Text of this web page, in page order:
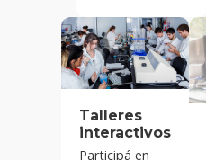
Talleres
interactivos
Participá en